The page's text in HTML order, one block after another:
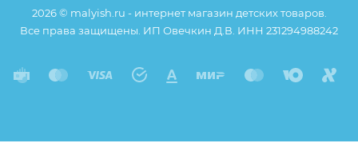
2026 © malyish.ru - интернет магазин детских товаров.
Все права защищены. ИП Овечкин Д.В. ИНН 231294988242